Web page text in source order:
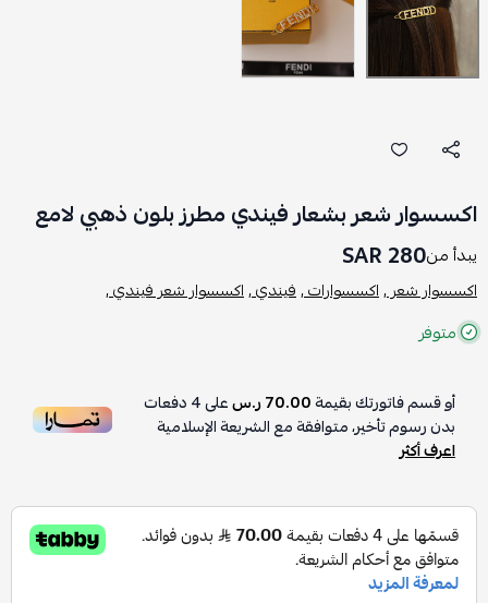
اكسسوار شعر بشعار فيندي مطرز بلون ذهبي لامع
يبدأ من280 SAR
اكسسوار شعر ,اكسسوارات ,فيندي ,اكسسوار شعر فيندي ,
متوفر
أو قسم فاتورتك بقيمة70.00 ر.س على4دفعات
بدون رسوم تأخير، متوافقة مع الشريعة الإسلامية
اعرف أكثر